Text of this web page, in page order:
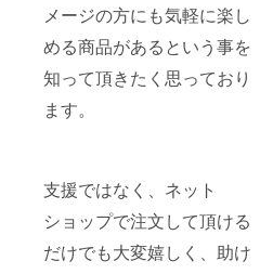
メージの方にも気軽に楽し
める商品があるという事を
知って頂きたく思っており
ます。
支援ではなく、ネット
ショップで注文して頂ける
だけでも大変嬉しく、助け